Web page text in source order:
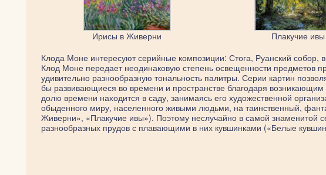
Ирисы в Живерни Плакучие ивы
Клода Моне интересуют серийные композиции: Стога, Руанский
Клод Моне передает неодинаковую степень освещенности предметов
удивительно разнообразную тональность палитры. Серии картин
бы развивающиеся во времени и пространстве благодаря
долю времени находится в саду, занимаясь его художественной
обыденного миру, населенного живыми людьми, на таинственный,
Живерни», «Плакучие ивы»). Поэтому неслучайно в самой знаменитой
разнообразных прудов с плавающими в них кувшинками («Белые